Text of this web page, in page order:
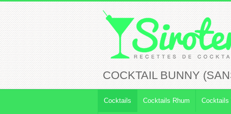
COCKTAIL BUNNY
Cocktails Cocktails Rhum Cocktails